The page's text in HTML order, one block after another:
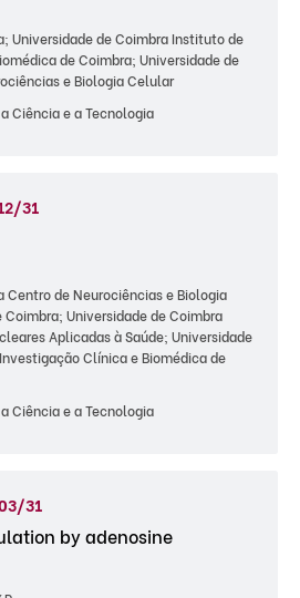
Universidade de Coimbra Instituto de
de Coimbra; Universidade de
e Biologia Celular
Ciência e a Tecnologia
31
Centro de Neurociências e Biologia
Universidade de Coimbra
Aplicadas à Saúde; Universidade
Clínica e Biomédica de
Ciência e a Tecnologia
31
by adenosine